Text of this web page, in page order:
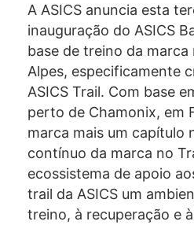
A ASICS anuncia esta
inauguração do ASICS
base de treino da marca
Alpes, especificamente
ASICS Trail. Com base
perto de Chamonix, em
marca mais um capítulo
contínuo da marca no
ecossistema de apoio
trail da ASICS um
treino, à recuperação e